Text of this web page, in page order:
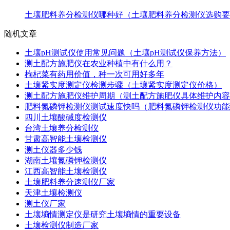
土壤肥料养分检测仪哪种好（土壤肥料养分检测仪选购要
随机文章
土壤pH测试仪使用常见问题（土壤pH测试仪保养方法）
测土配方施肥仪在农业种植中有什么用？
枸杞菜有药用价值，种一次可用好多年
土壤紧实度测定仪检测步骤（土壤紧实度测定仪价格）
测土配方施肥仪维护周期（测土配方施肥仪具体维护内容
肥料氮磷钾检测仪测试速度快吗（肥料氮磷钾检测仪功能
四川土壤酸碱度检测仪
台湾土壤养分检测仪
甘肃高智能土壤检测仪
测土仪器多少钱
湖南土壤氮磷钾检测仪
江西高智能土壤检测仪
土壤肥料养分速测仪厂家
天津土壤检测仪
测土仪厂家
土壤墒情测定仪是研究土壤墒情的重要设备
土壤检测仪制造厂家